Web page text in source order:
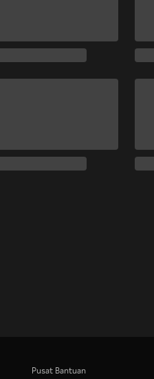
Pusat Bantuan